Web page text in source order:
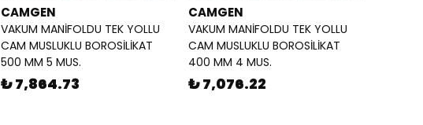
CAMGEN
VAKUM MANİFOLDU TEK YOLLU
CAM MUSLUKLU BOROSİLİKAT
500 MM 5 MUS.
₺ 7,864.73
CAMGEN
VAKUM MANİFOLDU TEK YOLLU
CAM MUSLUKLU BOROSİLİKAT
400 MM 4 MUS.
₺ 7,076.22